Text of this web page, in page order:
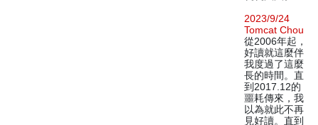
2023/9/24
Tomcat Chou
從2006年起，
好讀就這麼伴
我度過了這麼
長的時間。直
到2017.12的
噩耗傳來，我
以為就此不再
見好讀。直到